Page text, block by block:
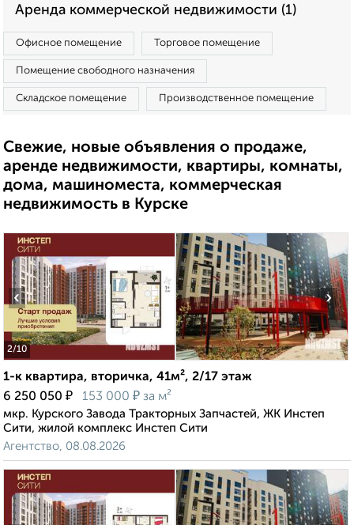
Аренда коммерческой недвижимости (1)
Офисное помещение Торговое помещение
Помещение свободного назначения
Складское помещение Производственное помещение
Свежие, новые объявления о продаже,
аренде недвижимости, квартиры, комнаты,
дома, машиноместа, коммерческая
недвижимость в Курске
2/10
‹ ›
1-к квартира, вторичка, 41м², 2/17 этаж
6 250 050 ₽ 153 000 ₽ за м²
мкр. Курского Завода Тракторных Запчастей, ЖК Инстеп
Сити, жилой комплекс Инстеп Сити
Агентство, 08.08.2026